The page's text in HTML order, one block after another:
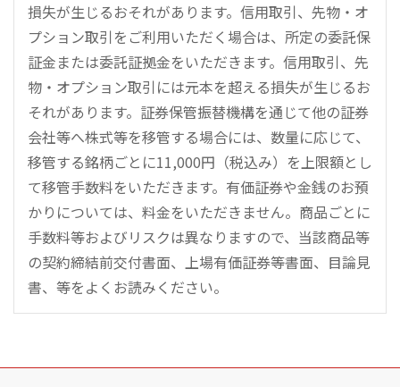
損失が生じるおそれがあります。信用取引、先物・オ
プション取引をご利用いただく場合は、所定の委託保
証金または委託証拠金をいただきます。信用取引、先
物・オプション取引には元本を超える損失が生じるお
それがあります。証券保管振替機構を通じて他の証券
会社等へ株式等を移管する場合には、数量に応じて、
移管する銘柄ごとに11,000円（税込み）を上限額とし
て移管手数料をいただきます。有価証券や金銭のお預
かりについては、料金をいただきません。商品ごとに
手数料等およびリスクは異なりますので、当該商品等
の契約締結前交付書面、上場有価証券等書面、目論見
書、等をよくお読みください。
こ